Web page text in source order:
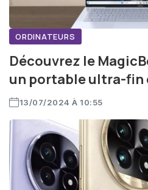
ORDINATEURS
Découvrez le
un portable ultra-fin
13/07/2024 À 10:55